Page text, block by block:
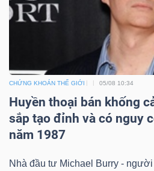
CHỨNG KHOÁN THẾ GIỚI 05/08 10:34
Huyền thoại bán khống
sắp tạo đỉnh và có nguy
năm 1987
Nhà đầu tư Michael Burry -
vụ
(-)
Đào
Sách